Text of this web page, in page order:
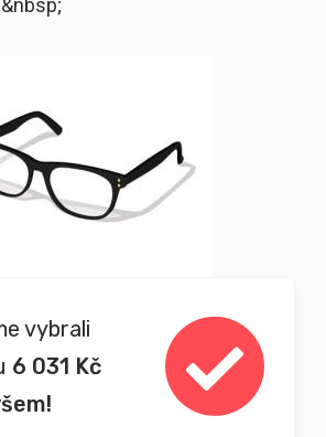
vybrali
6 031 Kč